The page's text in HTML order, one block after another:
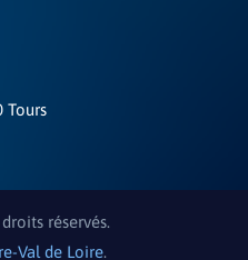
Tours
réservés.
Val de Loire.